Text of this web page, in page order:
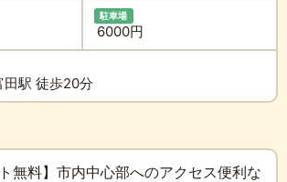
駐車場
6000円
田駅 徒歩20分
ト無料】市内中心部へのアクセス便利な